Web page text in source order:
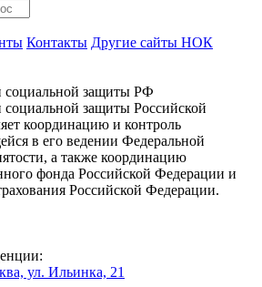
Контакты Другие сайты НОК
социальной защиты РФ
социальной защиты Российской
координацию и контроль
в его ведении Федеральной
а также координацию
фонда Российской Федерации и
Российской Федерации.
ул. Ильинка, 21